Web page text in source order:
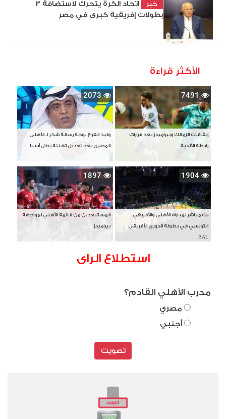
خبر
اتحاد الكرة يتحرك لاستضافة 3
بطولات إفريقية كبرى في مصر
الأكثر قراءة
7491
إيقافات الزمالك وبيراميدز بعد قرارات
رابطة الأندية
2073
وليد الفراج يوجه رسالة شكر لـ الأهلي
المصري بعد تعديل تهنئة بطل آسيا
1904
بث مباشر لمباراة الأهلي والأفريقي
التونسي في بطولة الدوري الأفريقي
BAL
1897
المستبعدين من قائمة الأهلي لمواجهة
بيراميدز
استطلاع الراى
مدرب الأهلي القادم؟
مصري
أجنبي
تصويت